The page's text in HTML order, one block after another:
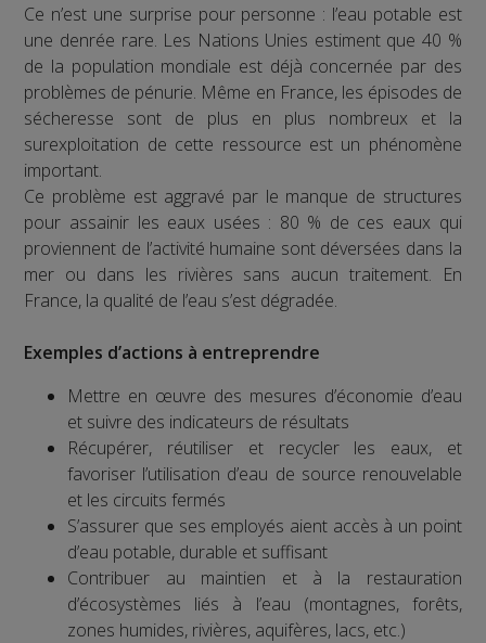
Ce n’est une surprise pour personne : l’eau potable est
une denrée rare. Les Nations Unies estiment que 40 %
de la population mondiale est déjà concernée par des
problèmes de pénurie. Même en France, les épisodes de
sécheresse sont de plus en plus nombreux et la
surexploitation de cette ressource est un phénomène
important.
Ce problème est aggravé par le manque de structures
pour assainir les eaux usées : 80 % de ces eaux qui
proviennent de l’activité humaine sont déversées dans la
mer ou dans les rivières sans aucun traitement. En
France, la qualité de l’eau s’est dégradée.
Exemples d’actions à entreprendre
Mettre en œuvre des mesures d’économie d’eau
et suivre des indicateurs de résultats
Récupérer, réutiliser et recycler les eaux, et
favoriser l’utilisation d’eau de source renouvelable
et les circuits fermés
S’assurer que ses employés aient accès à un point
d’eau potable, durable et suffisant
Contribuer au maintien et à la restauration
d’écosystèmes liés à l’eau (montagnes, forêts,
zones humides, rivières, aquifères, lacs, etc.)